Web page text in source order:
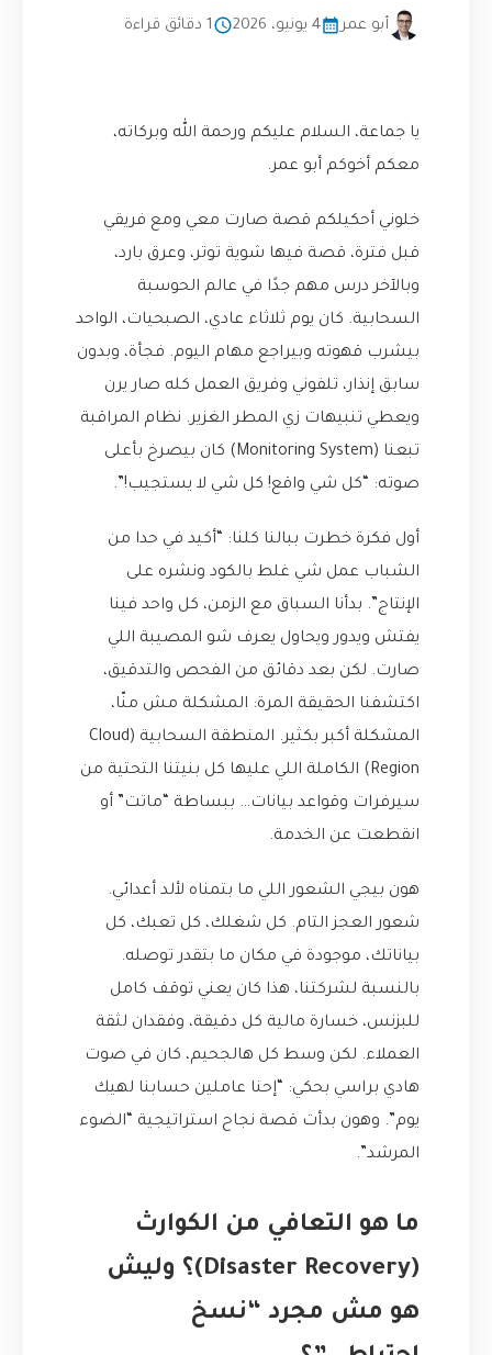
أبو عمر 4 يونيو، 2026 1 دقائق قراءة
يا جماعة، السلام عليكم ورحمة الله وبركاته،
معكم أخوكم أبو عمر.
خلوني أحكيلكم قصة صارت معي ومع فريقي
قبل فترة، قصة فيها شوية توتر، وعرق بارد،
وبالآخر درس مهم جدًا في عالم الحوسبة
السحابية. كان يوم ثلاثاء عادي، الصبحيات، الواحد
بيشرب قهوته وبيراجع مهام اليوم. فجأة، وبدون
سابق إنذار، تلفوني وفريق العمل كله صار يرن
ويعطي تنبيهات زي المطر الغزير. نظام المراقبة
تبعنا (Monitoring System) كان بيصرخ بأعلى
صوته: “كل شي واقع! كل شي لا يستجيب!”.
أول فكرة خطرت ببالنا كلنا: “أكيد في حدا من
الشباب عمل شي غلط بالكود ونشره على
الإنتاج”. بدأنا السباق مع الزمن، كل واحد فينا
يفتش ويدور ويحاول يعرف شو المصيبة اللي
صارت. لكن بعد دقائق من الفحص والتدقيق،
اكتشفنا الحقيقة المرة: المشكلة مش منّا،
المشكلة أكبر بكثير. المنطقة السحابية (Cloud
Region) الكاملة اللي عليها كل بنيتنا التحتية من
سيرفرات وقواعد بيانات… ببساطة “ماتت” أو
انقطعت عن الخدمة.
هون بيجي الشعور اللي ما بتمناه لألد أعدائي.
شعور العجز التام. كل شغلك، كل تعبك، كل
بياناتك، موجودة في مكان ما بتقدر توصله.
بالنسبة لشركتنا، هذا كان يعني توقف كامل
للبزنس، خسارة مالية كل دقيقة، وفقدان لثقة
العملاء. لكن وسط كل هالجحيم، كان في صوت
هادي براسي بحكي: “إحنا عاملين حسابنا لهيك
يوم”. وهون بدأت قصة نجاح استراتيجية “الضوء
المرشد”.
ما هو التعافي من الكوارث
(Disaster Recovery)؟ وليش
هو مش مجرد “نسخ